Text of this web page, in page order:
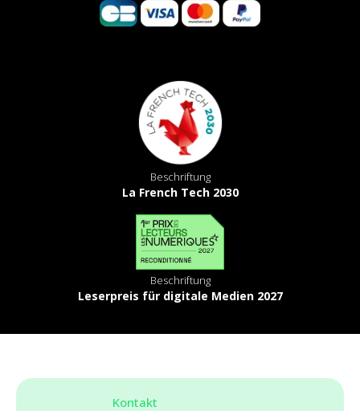
Beschriftung
La French Tech 2030
Beschriftung
Leserpreis für digitale Medien 2027
Kontakt